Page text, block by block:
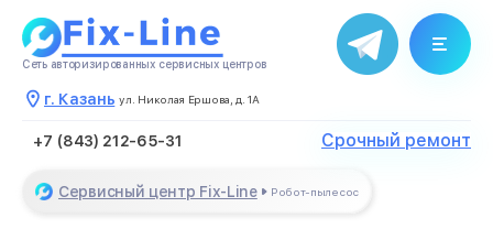
Сеть авторизированных сервисных центров
г. Казань ул. Николая Ершова, д. 1А
+7 (843) 212-65-31 Срочный ремонт
Сервисный центр Fix-Line Робот-пылесос
течение нескольких минут
Закрыть